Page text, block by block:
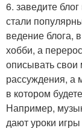
6. заведите
стали
ведение блога,
хобби, а
описывать свои
рассуждения, а
в котором
Например,
дают уроки